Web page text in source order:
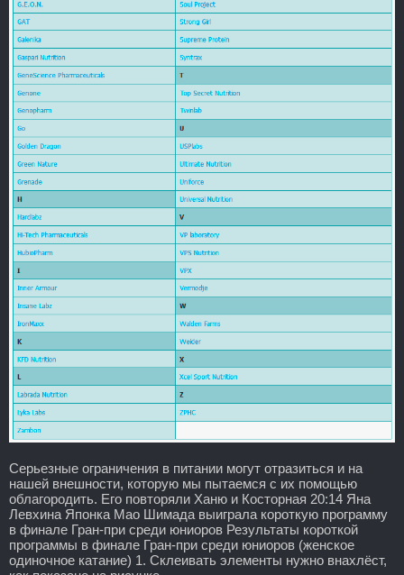
Серьезные ограничения в питании могут отразиться и на
нашей внешности, которую мы пытаемся с их помощью
облагородить. Его повторяли Ханю и Косторная 20:14 Яна
Левхина Японка Мао Шимада выиграла короткую программу
в финале Гран-при среди юниоров Результаты короткой
программы в финале Гран-при среди юниоров (женское
одиночное катание) 1. Склеивать элементы нужно внахлёст,